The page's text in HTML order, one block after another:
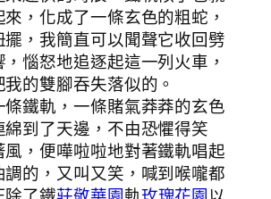
，化成了一條玄色的粗蛇，
，我簡直可以聞聲它收回劈
惱怒地追逐起這一列火車，
的雙腳吞失落似的。
鐵軌，一條賭氣莽莽的玄色
到了天邊，不由恐懼得笑
，便嘩啦啦地對著鐵軌唱起
的，又叫又笑，喊到喉嚨都